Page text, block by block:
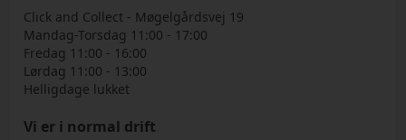
Click and Collect - Møgelgårdsvej 19
Mandag-Torsdag 11:00 - 17:00
Fredag 11:00 - 16:00
Lørdag 11:00 - 13:00
Helligdage lukket
Vi er i normal drift